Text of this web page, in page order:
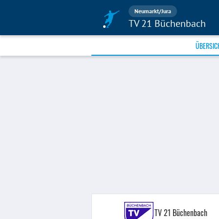
Neumarkt/Jura
TV 21 Büchenbach
TV 21 Büchenbach